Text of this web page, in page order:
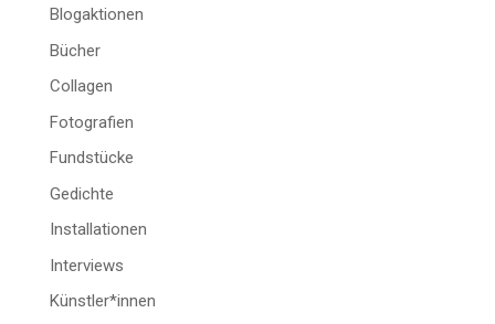
Blogaktionen
Bücher
Collagen
Fotografien
Fundstücke
Gedichte
Installationen
Interviews
Künstler*innen